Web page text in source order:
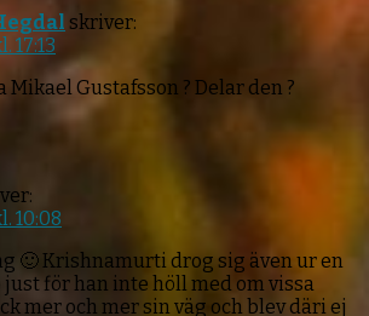
skriver:
17:13
Gustafsson ? Delar den ?
10:08
🙂 Krishnamurti drog sig även ur en
för han inte höll med om vissa
mer och mer sin väg och blev däri ej